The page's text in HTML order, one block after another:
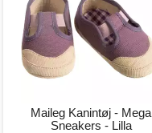
Maileg Kanintøj - Mega
Sneakers - Lilla